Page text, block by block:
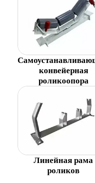
конвейерная
роликоопора
Линейная рама
роликов